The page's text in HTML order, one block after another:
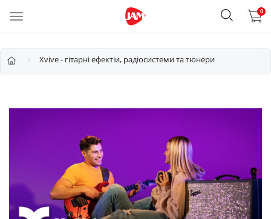
0
Xvive - гітарні ефектіи, радіосистеми та тюнери